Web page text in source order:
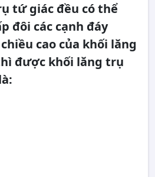
tứ giác đều có thể
đôi các cạnh đáy
cao của khối lăng
được khối lăng trụ